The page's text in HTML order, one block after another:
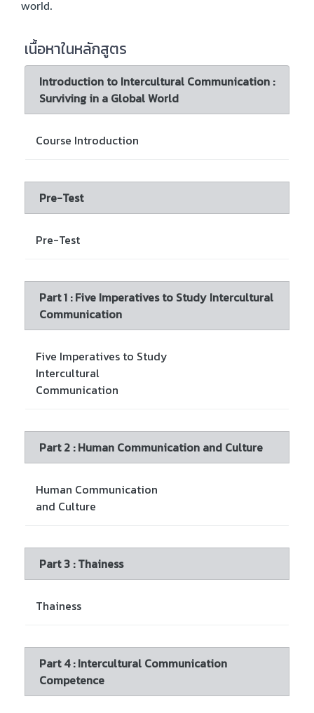
world.
เนื้อหาในหลักสูตร
Introduction to Intercultural Communication :
Surviving in a Global World
Course Introduction
Pre-Test
Pre-Test
Part 1 : Five Imperatives to Study Intercultural
Communication
Five Imperatives to Study
Intercultural
Communication
Part 2 : Human Communication and Culture
Human Communication
and Culture
Part 3 : Thainess
Thainess
Part 4 : Intercultural Communication
Competence